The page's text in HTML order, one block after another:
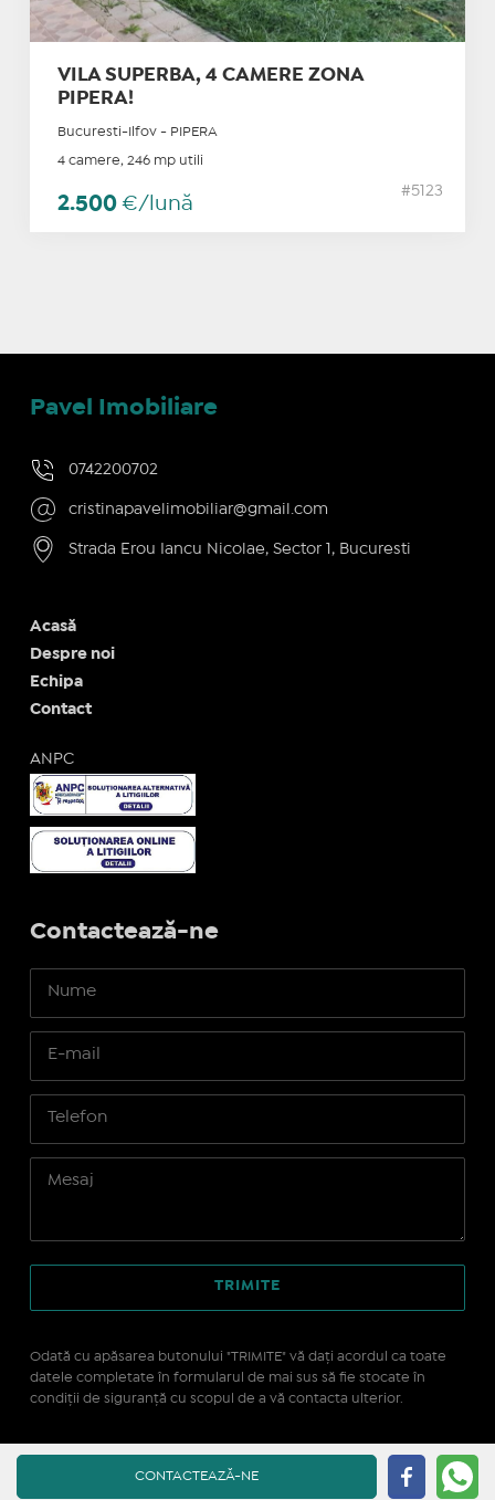
VILA SUPERBA, 4 CAMERE ZONA
PIPERA!
Bucuresti-Ilfov - PIPERA
4 camere, 246 mp utili
2.500 €/lună
#5123
CONTACTEAZĂ-NE
Pavel Imobiliare
0742200702
cristinapavelimobiliar@gmail.com
Strada Erou Iancu Nicolae, Sector 1, Bucuresti
Acasă
Despre noi
Echipa
Contact
ANPC
Contactează-ne
Odată cu apăsarea butonului "TRIMITE" vă daţi acordul ca toate
datele completate în formularul de mai sus să fie stocate în
condiţii de siguranţă cu scopul de a vă contacta ulterior.
IMOPEDIA.ro - Anunțuri
pe tehnologie Real Manager - CRM Imobiliar